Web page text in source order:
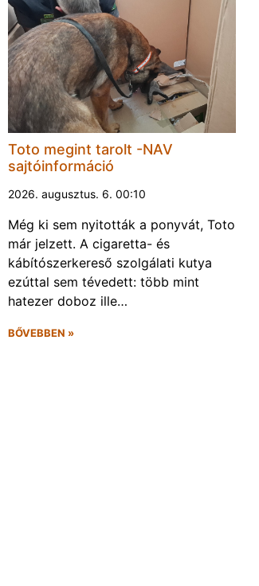
Toto megint tarolt -NAV
sajtóinformáció
2026. augusztus. 6. 00:10
Még ki sem nyitották a ponyvát, Toto
már jelzett. A cigaretta- és
kábítószerkereső szolgálati kutya
ezúttal sem tévedett: több mint
hatezer doboz ille…
BŐVEBBEN »